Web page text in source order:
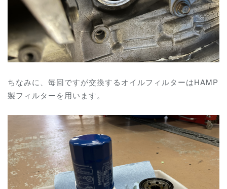
ちなみに、毎回ですが交換するオイルフィルターはHAMP
製フィルターを用います。